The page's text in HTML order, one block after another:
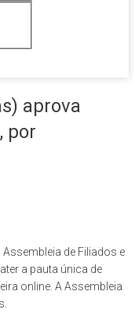
aprova
por
de Filiados e
a pauta única de
online. A Assembleia